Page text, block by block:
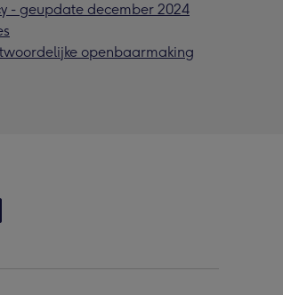
- geupdate december 2024
openbaarmaking